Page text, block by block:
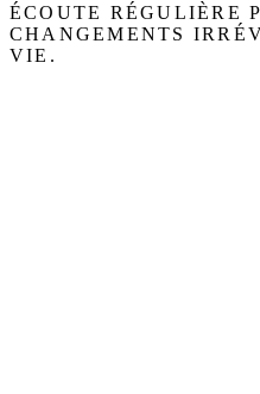
ÉCOUTE RÉGULIÈRE
CHANGEMENTS
VIE.